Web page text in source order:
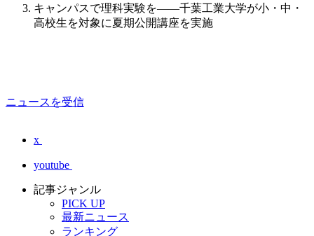
キャンパスで理科実験を――千葉工業大学が小・中・
高校生を対象に夏期公開講座を実施
ニュースを受信
x
youtube
記事ジャンル
PICK UP
最新ニュース
ランキング